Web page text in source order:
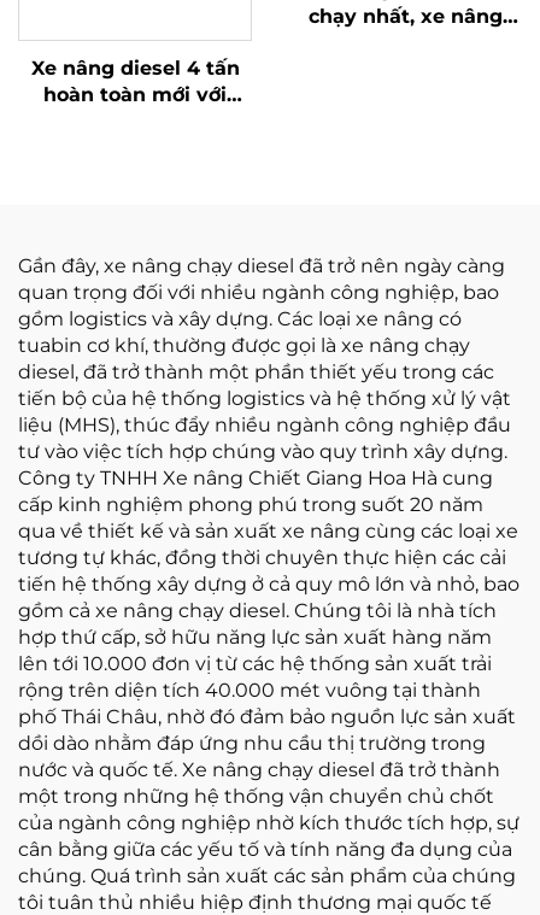
Xe nâng diesel 4 tấn
hoàn toàn mới với
chạy nhất, xe nâng
Gần đây, xe nâng chạy diesel đã trở nên ngày càng
quan trọng đối với nhiều ngành công nghiệp, bao
gồm logistics và xây dựng. Các loại xe nâng có
tuabin cơ khí, thường được gọi là xe nâng chạy
diesel, đã trở thành một phần thiết yếu trong các
tiến bộ của hệ thống logistics và hệ thống xử lý vật
liệu (MHS), thúc đẩy nhiều ngành công nghiệp đầu
tư vào việc tích hợp chúng vào quy trình xây dựng.
Công ty TNHH Xe nâng Chiết Giang Hoa Hà cung
cấp kinh nghiệm phong phú trong suốt 20 năm
qua về thiết kế và sản xuất xe nâng cùng các loại xe
tương tự khác, đồng thời chuyên thực hiện các cải
tiến hệ thống xây dựng ở cả quy mô lớn và nhỏ, bao
gồm cả xe nâng chạy diesel. Chúng tôi là nhà tích
hợp thứ cấp, sở hữu năng lực sản xuất hàng năm
lên tới 10.000 đơn vị từ các hệ thống sản xuất trải
rộng trên diện tích 40.000 mét vuông tại thành
phố Thái Châu, nhờ đó đảm bảo nguồn lực sản xuất
dồi dào nhằm đáp ứng nhu cầu thị trường trong
nước và quốc tế. Xe nâng chạy diesel đã trở thành
một trong những hệ thống vận chuyển chủ chốt
của ngành công nghiệp nhờ kích thước tích hợp, sự
cân bằng giữa các yếu tố và tính năng đa dụng của
chúng. Quá trình sản xuất các sản phẩm của chúng
tôi tuân thủ nhiều hiệp định thương mại quốc tế